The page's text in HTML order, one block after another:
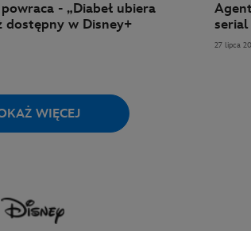
- „Diabeł ubiera
dostępny w Disney+
serial
27 lipca
WIĘCEJ